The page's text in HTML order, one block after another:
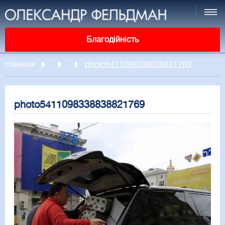
Благодійність
главная photo5411098338838821769
photo5411098338838821769